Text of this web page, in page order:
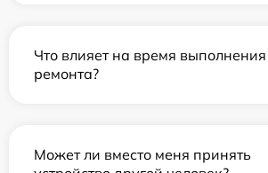
Что влияет на время выполнения
ремонта?
Может ли вместо меня принять